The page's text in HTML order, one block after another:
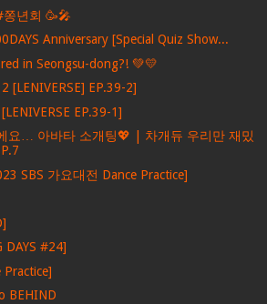
년회 🥳🎤
Anniversary [Special Quiz Show...
in Seongsu-dong?! 💚💛
[LENIVERSE] EP.39-2]
EP.39-1]
요… 아바타 소개팅💖 | 차개듀 우리만 재밌
SBS 가요대전 Dance Practice]
DAYS #24]
Practice]
BEHIND